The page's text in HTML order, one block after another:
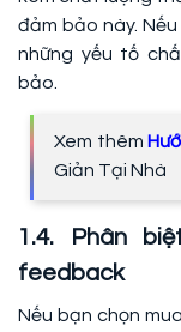
đảm bảo này.
những yếu tố
bảo.
Xem thêm
Giản Tại Nhà
1.4. Phân
feedback
Nếu bạn chọn